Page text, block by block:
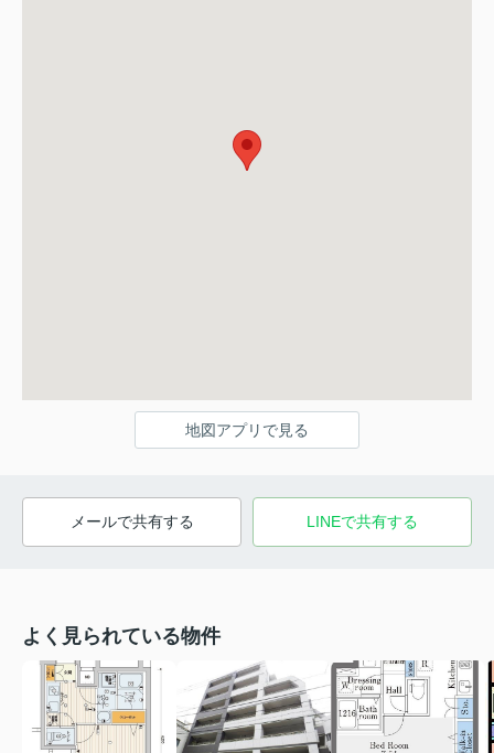
地図アプリで見る
メールで共有する LINEで共有する
よく見られている物件